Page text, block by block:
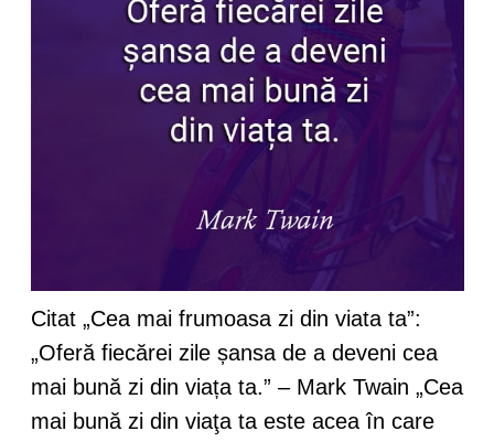
Citat „Cea mai frumoasa zi din viata ta”:
„Oferă fiecărei zile șansa de a deveni cea
mai bună zi din viața ta.” – Mark Twain „Cea
mai bună zi din viaţa ta este acea în care